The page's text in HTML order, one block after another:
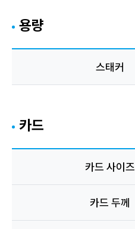
용량
스태커
카드
카드 사이즈
카드 두께